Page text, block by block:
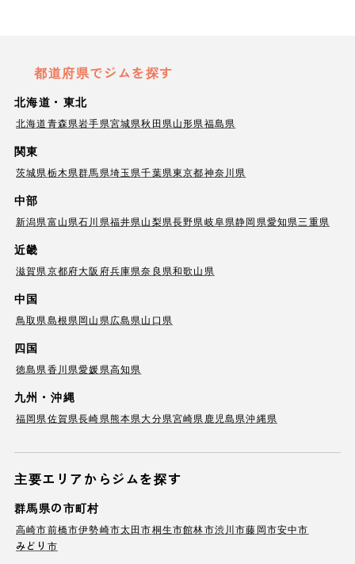
都道府県でジムを探す
北海道・東北
北海道青森県岩手県宮城県秋田県山形県福島県
関東
茨城県栃木県群馬県埼玉県千葉県東京都神奈川県
中部
新潟県富山県石川県福井県山梨県長野県岐阜県静岡県愛知県三重県
近畿
滋賀県京都府大阪府兵庫県奈良県和歌山県
中国
鳥取県島根県岡山県広島県山口県
四国
徳島県香川県愛媛県高知県
九州・沖縄
福岡県佐賀県長崎県熊本県大分県宮崎県 鹿児島県沖縄県
主要エリアからジムを探す
群馬県の市町村
高崎市前橋市伊勢崎市太田市桐生市館林市渋川市藤岡市安中市
みどり市